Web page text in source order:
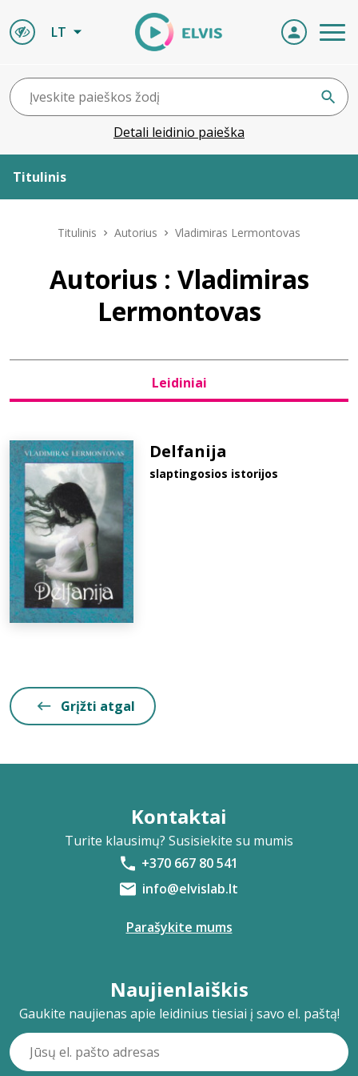
LT
Detali leidinio paieška
Titulinis
Leidiniai
Naujienos
Bibliotekoms
D.U.K.
Titulinis Autorius Vladimiras Lermontovas
Autorius : Vladimiras
Lermontovas
Leidiniai
Delfanija
slaptingosios istorijos
Grįžti atgal
Kontaktai
Turite klausimų? Susisiekite su mumis
+370 667 80 541
info@elvislab.lt
Parašykite mums
Naujienlaiškis
Gaukite naujienas apie leidinius tiesiai į savo el. paštą!